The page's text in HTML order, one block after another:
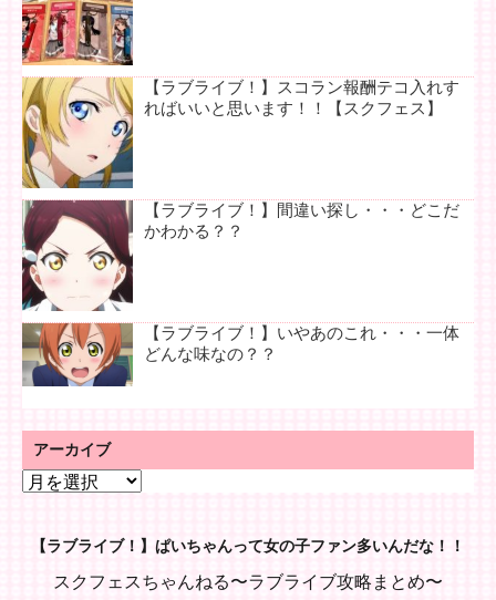
【ラブライブ！】スコラン報酬テコ入れす
ればいいと思います！！【スクフェス】
【ラブライブ！】間違い探し・・・どこだ
かわかる？？
【ラブライブ！】いやあのこれ・・・一体
どんな味なの？？
アーカイブ
ア
【ラブライブ！】ぱいちゃんって女の子ファン多いんだな！！
スクフェスちゃんねる〜ラブライブ攻略まとめ〜